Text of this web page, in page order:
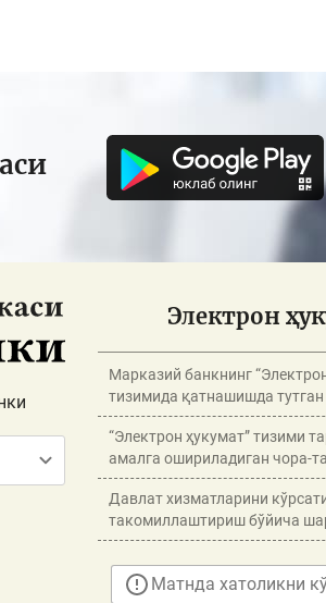
Электрон
Марказий банкнинг
тизимида қатнашишда тутган
“Электрон ҳукумат” тизими
амалга ошириладиган чора-
Давлат хизматларини
такомиллаштириш бўйича
Матнда хатоликни